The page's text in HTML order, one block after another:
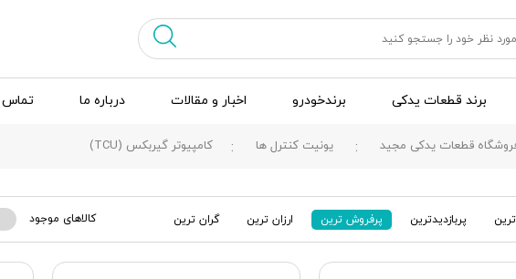
برند قطعات یدکی برندخودرو اخبار و مقالات درباره ما تماس
قطعات یدکی مجید یونیت کنترل ها کامپیوتر گیربکس (TCU)
پربازدیدترین پرفروش ترین ارزان ترین گران ترین کالاهای موجود